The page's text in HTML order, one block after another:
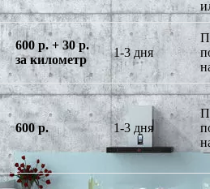
600 р. + 30 р.
за километр
1-3 дня
600 р. 1-3 дня